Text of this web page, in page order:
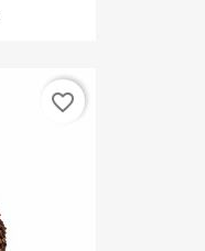
favorite_border